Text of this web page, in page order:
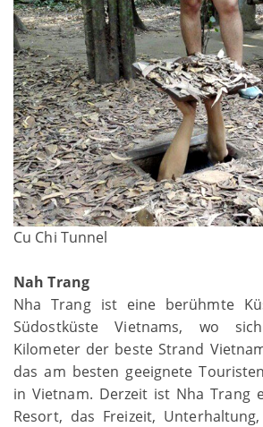
Cu Chi Tunnel
Nah Trang
Nha Trang ist eine berühmte
Südostküste Vietnams, wo
Kilometer der beste Strand
das am besten geeignete
in Vietnam. Derzeit ist Nha Trang
Resort, das Freizeit,